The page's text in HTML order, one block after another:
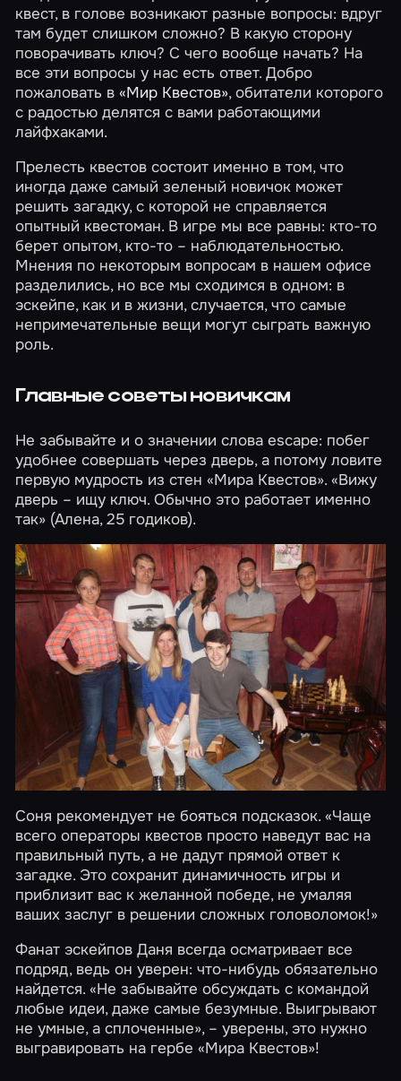
квест, в голове возникают разные вопросы: вдруг
там будет слишком сложно? В какую сторону
поворачивать ключ? С чего вообще начать? На
все эти вопросы у нас есть ответ. Добро
пожаловать в«Мир Квестов», обитатели которого
с радостью делятся с вами работающими
лайфхаками.
Прелесть квестов состоит именно в том, что
иногда даже самый зеленый новичок может
решить загадку, с которой не справляется
опытный квестоман. В игре мы все равны: кто-то
берет опытом, кто-то – наблюдательностью.
Мнения по некоторым вопросам в нашем офисе
разделились, но все мы сходимся в одном: в
эскейпе, как и в жизни, случается, что самые
непримечательные вещи могут сыграть важную
роль.
Главные советы новичкам
Не забывайте и о значении слова escape: побег
удобнее совершать через дверь, а потому ловите
первую мудрость из стен «Мира Квестов». «Вижу
дверь – ищу ключ. Обычно это работает именно
так» (Алена, 25 годиков).
Соня рекомендует не бояться подсказок. «Чаще
всего операторы квестов просто наведут вас на
правильный путь, а не дадут прямой ответ к
загадке. Это сохранит динамичность игры и
приблизит вас к желанной победе, не умаляя
ваших заслуг в решении сложных головоломок!»
Фанат эскейпов Даня всегда осматривает все
подряд, ведь он уверен: что-нибудь обязательно
найдется. «Не забывайте обсуждать с командой
любые идеи, даже самые безумные. Выигрывают
не умные, а сплоченные», – уверены, это нужно
выгравировать на гербе «Мира Квестов»!